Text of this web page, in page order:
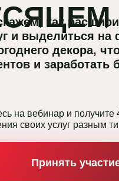
на вебинар и
своих услуг разным
как
и выделиться на
декора,
и заработать
Принять